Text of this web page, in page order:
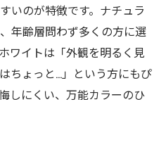
いのが特徴です。ナチュラ
年齢層問わず多くの方に選
ワイトは「外観を明るく見
ちょっと…」という方にもぴ
しにくい、万能カラーのひ